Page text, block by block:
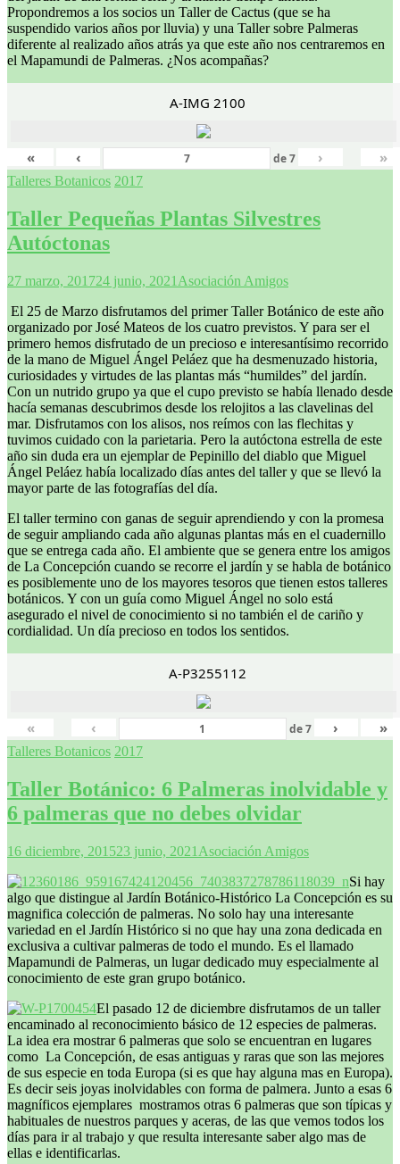
Propondremos a los socios un Taller de Cactus (que se ha
suspendido varios años por lluvia) y una Taller sobre Palmeras
diferente al realizado años atrás ya que este año nos centraremos en
el Mapamundi de Palmeras. ¿Nos acompañas?
A-IMG 2100
« ‹ de7 › »
Talleres Botanicos 2017
Taller Pequeñas Plantas Silvestres
Autóctonas
27 marzo, 201724 junio, 2021 Asociación Amigos
El 25 de Marzo disfrutamos del primer Taller Botánico de este año
organizado por José Mateos de los cuatro previstos. Y para ser el
primero hemos disfrutado de un precioso e interesantísimo recorrido
de la mano de Miguel Ángel Peláez que ha desmenuzado historia,
curiosidades y virtudes de las plantas más “humildes” del jardín.
Con un nutrido grupo ya que el cupo previsto se había llenado desde
hacía semanas descubrimos desde los relojitos a las clavelinas del
mar. Disfrutamos con los alisos, nos reímos con las flechitas y
tuvimos cuidado con la parietaria. Pero la autóctona estrella de este
año sin duda era un ejemplar de Pepinillo del diablo que Miguel
Ángel Peláez había localizado días antes del taller y que se llevó la
mayor parte de las fotografías del día.
El taller termino con ganas de seguir aprendiendo y con la promesa
de seguir ampliando cada año algunas plantas más en el cuadernillo
que se entrega cada año. El ambiente que se genera entre los amigos
de La Concepción cuando se recorre el jardín y se habla de botánico
es posiblemente uno de los mayores tesoros que tienen estos talleres
botánicos. Y con un guía como Miguel Ángel no solo está
asegurado el nivel de conocimiento si no también el de cariño y
cordialidad. Un día precioso en todos los sentidos.
A-P3255112
« ‹ de7 › »
Talleres Botanicos 2017
Taller Botánico: 6 Palmeras inolvidable y
6 palmeras que no debes olvidar
16 diciembre, 201523 junio, 2021 Asociación Amigos
Si hay
algo que distingue al Jardín Botánico-Histórico La Concepción es su
magnifica colección de palmeras. No solo hay una interesante
variedad en el Jardín Histórico si no que hay una zona dedicada en
exclusiva a cultivar palmeras de todo el mundo. Es el llamado
Mapamundi de Palmeras, un lugar dedicado muy especialmente al
conocimiento de este gran grupo botánico.
El pasado 12 de diciembre disfrutamos de un taller
encaminado al reconocimiento básico de 12 especies de palmeras.
La idea era mostrar 6 palmeras que solo se encuentran en lugares
como La Concepción, de esas antiguas y raras que son las mejores
de sus especie en toda Europa (si es que hay alguna mas en Europa).
Es decir seis joyas inolvidables con forma de palmera. Junto a esas 6
magníficos ejemplares mostramos otras 6 palmeras que son típicas y
habituales de nuestros parques y aceras, de las que vemos todos los
días para ir al trabajo y que resulta interesante saber algo mas de
ellas e identificarlas.